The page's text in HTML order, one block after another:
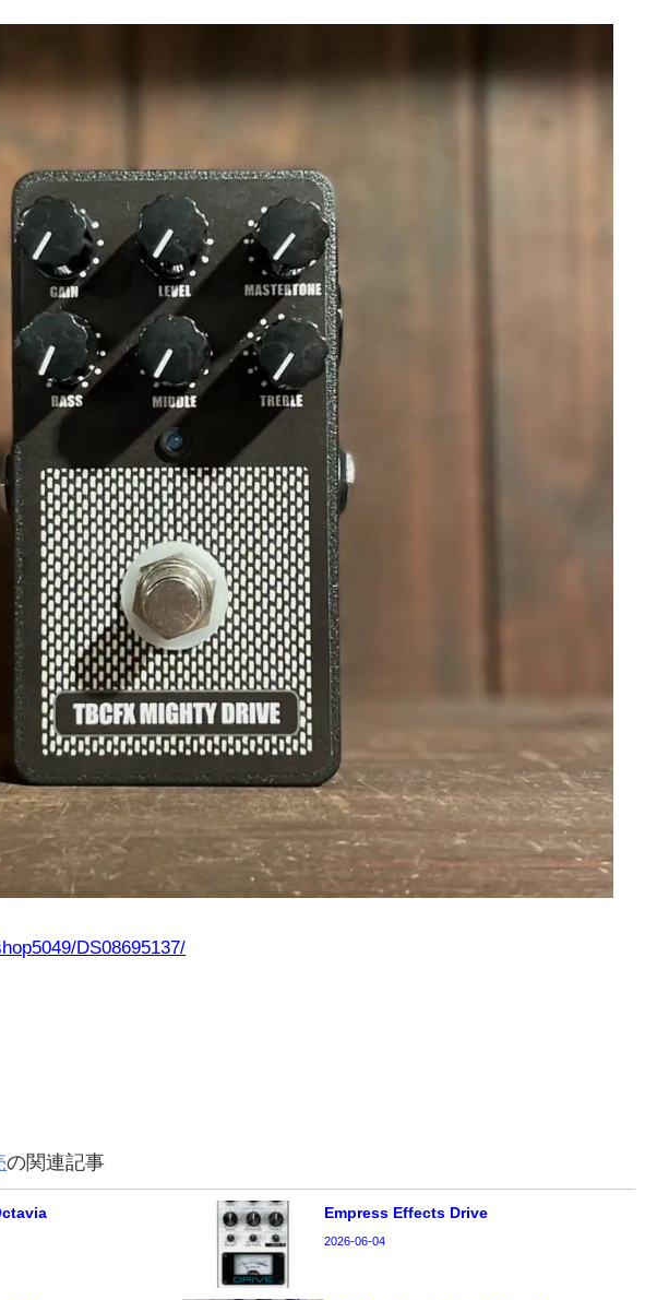
DS08695137/
の関連記事
Empress Effects Drive
2026-06-04